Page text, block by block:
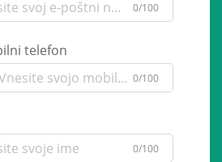
0/100
telefon
0/100
0/100